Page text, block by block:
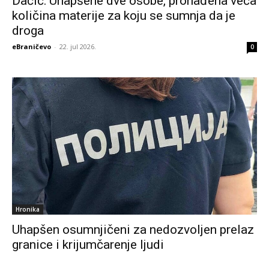
količina materije za koju se sumnja da je
droga
eBraničevo - 22. jul 2026. 0
Hronika
Uhapšen osumnjičeni za nedozvoljen prelaz
granice i krijumčarenje ljudi